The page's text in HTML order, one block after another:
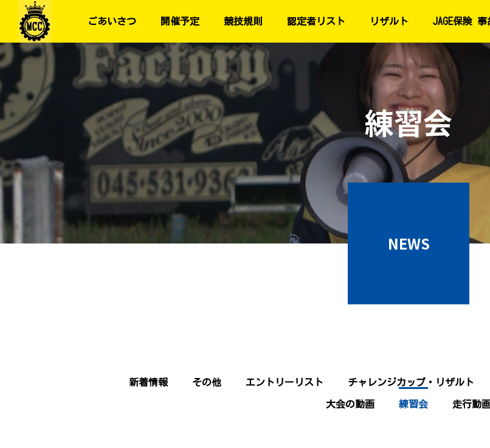
ごあいさつ 開催予定 競技規則 認定者リスト リザルト JAGE保険 事
練習会
NEWS
新着情報 その他 エントリーリスト チャレンジカップ・リザルト
大会の動画 練習会 走行動